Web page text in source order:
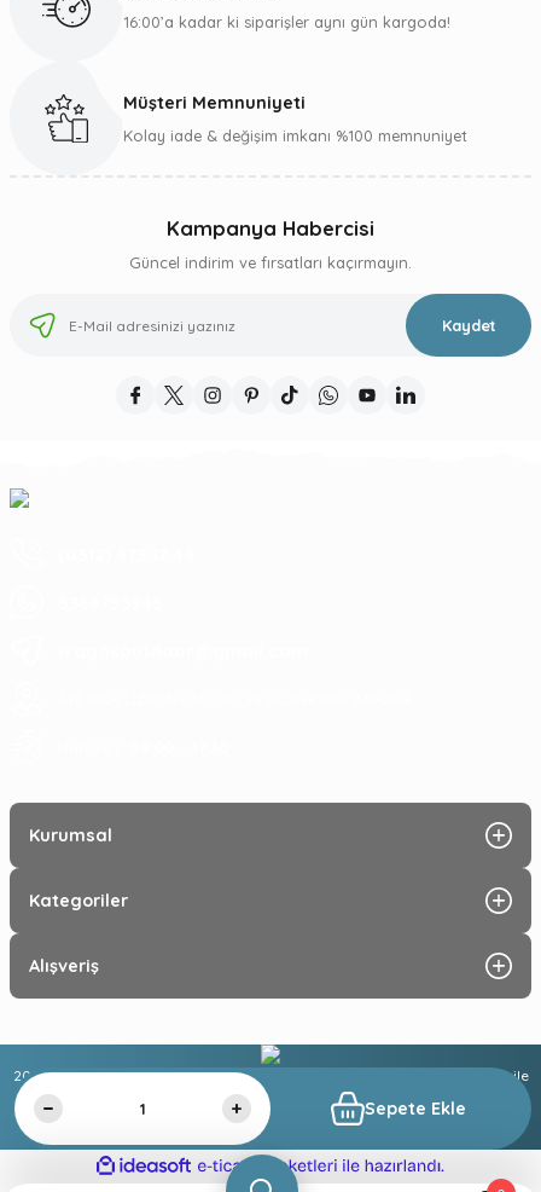
Gönder
Sepete Ekle
16:00’a kadar ki siparişler aynı gün kargoda!
Müşteri Memnuniyeti
Kolay iade & değişim imkanı %100 memnuniyet
Kampanya Habercisi
Güncel indirim ve fırsatları kaçırmayın.
Kaydet
Kurumsal
Kategoriler
Alışveriş
2025 © Tüm hakları saklıdır. Kredi kartı bilgileriniz 256 bit SSL sertifikası ile
%100 güvende!
ideasoft
e-
ticaret
hazırlandı.